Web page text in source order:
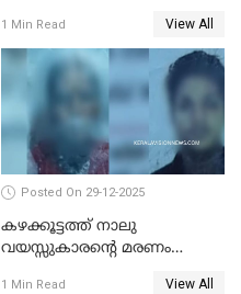
പിഴ
1 Min Read View All
Posted On 29-12-2025
കഴക്കൂട്ടത്ത് നാലു
വയസ്സുകാരന്റെ മരണം
1 Min Read View All